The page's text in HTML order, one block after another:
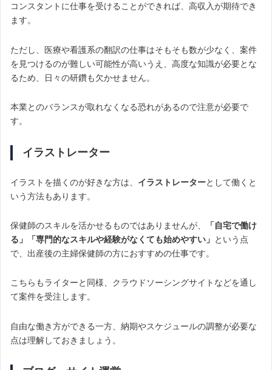
コンスタントに仕事を受けることができれば、高収入が期待でき
ます。
ただし、医療や看護系の翻訳の仕事はそもそも数が少なく、案件
を見つけるのが難しい可能性が高いうえ、高度な知識が必要とな
るため、日々の研鑽も欠かせません。
本業とのバランスが取れなくなる恐れがあるので注意が必要で
す。
イラストレーター
イラストを描くのが好きな方は、 イラストレーターとして働くと
いう方法もあります。
保健師のスキルを活かせるものではありませんが、
「自宅で働け
る」「専門的なスキルや経験がなくても始めやすい」 という点
で、出産後の主婦保健師の方におすすめの仕事です。
こちらもライターと同様、クラウドソーシングサイトなどを通し
て案件を受注します。
自由な働き方ができる一方、納期やスケジュールの調整が必要な
点は理解しておきましょう。